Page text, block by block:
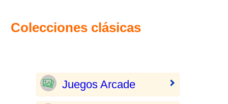
Colecciones clásicas
Juegos Arcade